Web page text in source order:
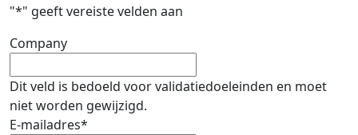
"*" geeft vereiste velden aan
Company
Dit veld is bedoeld voor validatiedoeleinden en moet
niet worden gewijzigd.
E-mailadres*